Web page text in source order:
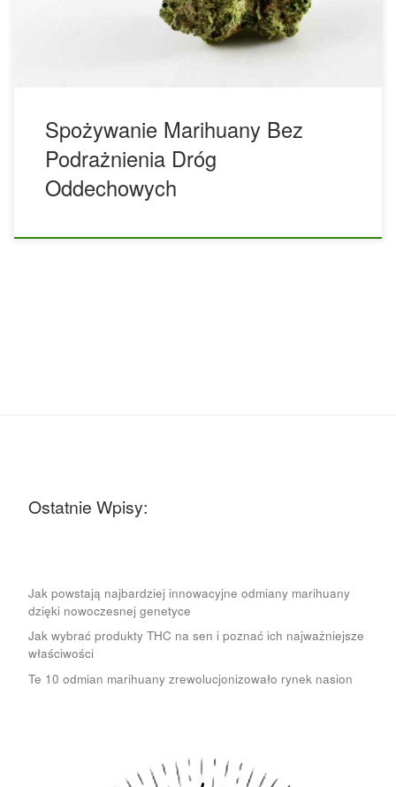
takich jak Chiny i Włochy, wykazały, że znaczna liczba osób,
Spożywanie Marihuany Bez
Podrażnienia Dróg
Oddechowych
Ostatnie Wpisy:
Jak powstają najbardziej innowacyjne odmiany marihuany
dzięki nowoczesnej genetyce
Jak wybrać produkty THC na sen i poznać ich najważniejsze
właściwości
Te 10 odmian marihuany zrewolucjonizowało rynek nasion